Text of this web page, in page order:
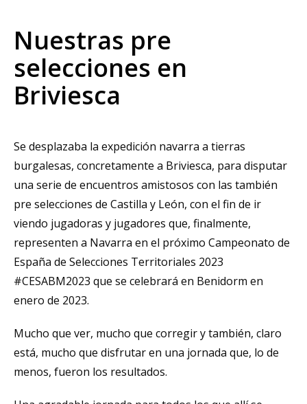
Nuestras pre
selecciones en
Briviesca
Se desplazaba la expedición navarra a tierras
burgalesas, concretamente a Briviesca, para disputar
una serie de encuentros amistosos con las también
pre selecciones de Castilla y León, con el fin de ir
viendo jugadoras y jugadores que, finalmente,
representen a Navarra en el próximo Campeonato de
España de Selecciones Territoriales 2023
#CESABM2023 que se celebrará en Benidorm en
enero de 2023.
Mucho que ver, mucho que corregir y también, claro
está, mucho que disfrutar en una jornada que, lo de
menos, fueron los resultados.